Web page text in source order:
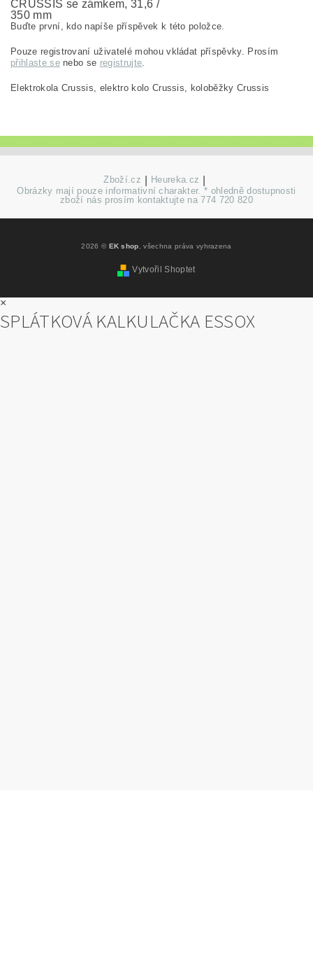
CRUSSIS se zámkem, 31,6 /
350 mm
Buďte první, kdo napíše příspěvek k této položce.
Pouze registrovaní uživatelé mohou vkládat příspěvky. Prosím
přihlaste senebo se registrujte.
Elektrokola Crussis, elektro kolo Crussis, koloběžky Crussis
Zboží.cz Heureka.cz
Obrázky mají pouze informativní charakter. * ohledně dostupnosti
zboží nás prosím kontaktujte na 774 720 820
2026 © EK shop, všechna práva vyhrazena
Vytvořil Shoptet
×
SPLÁTKOVÁ KALKULAČKA ESSOX